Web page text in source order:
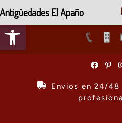
Abrir barra de herramientas
Envíos en 24/48
Antigüedades El Apaño